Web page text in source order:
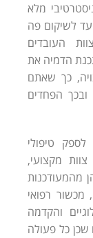
מלא
לשיקום פה
העובדים
הדמיה את
כך שאתם
הפחדים
טיפולי
מקצועי,
מהמעודכנות
מכשור רפואי
והקדמה
כל פעולה